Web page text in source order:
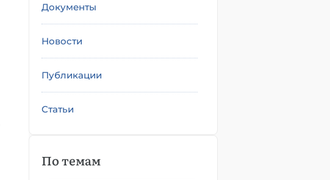
Документы
Новости
Публикации
Статьи
По темам